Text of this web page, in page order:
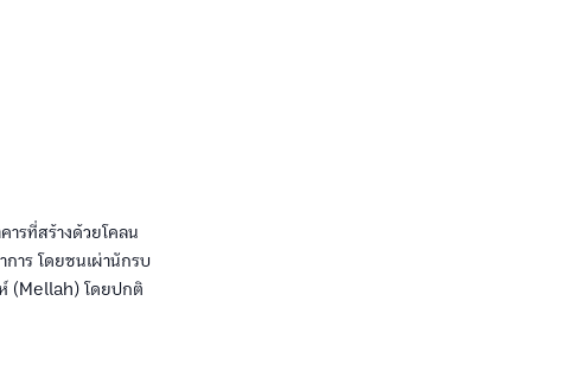
ารที่สร้างด้วยโคลน
าร โดยชนเผ่านักรบ
(Mellah) โดยปกติ